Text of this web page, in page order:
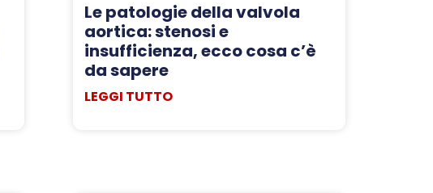
Le patologie della valvola
aortica: stenosi e
insufficienza, ecco cosa c’è
da sapere
LEGGI TUTTO